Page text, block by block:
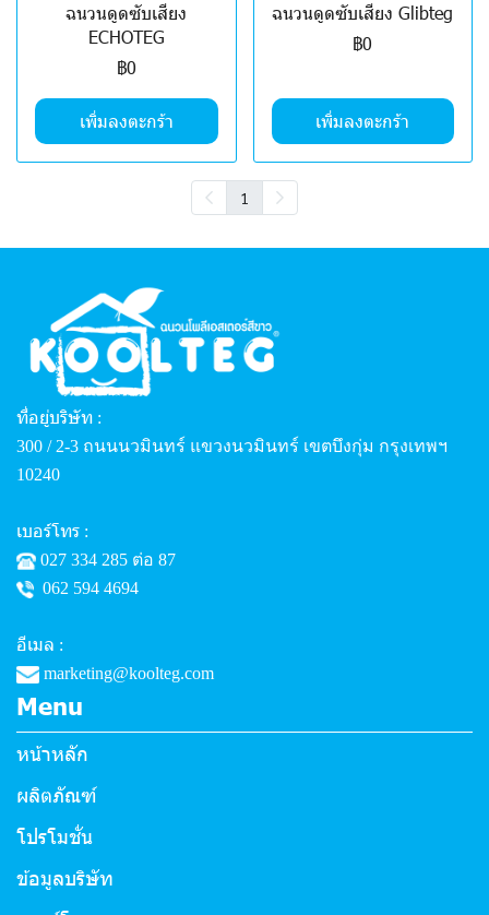
ฉนวนดูดซับเสียง
ECHOTEG
฿0
เพิ่มลงตะกร้า
ฉนวนดูดซับเสียง Glibteg
฿0
เพิ่มลงตะกร้า
1
ที่อยู่บริษัท :
300 / 2-3 ถนนนวมินทร์ แขวงนวมินทร์ เขตบึงกุ่ม กรุงเทพฯ
10240
เบอร์โทร :
027 334 285 ต่อ 87
062 594 4694
อีเมล :
marketing@koolteg.com
Menu
หน้าหลัก
ผลิตภัณฑ์
โปรโมชั่น
ข้อมูลบริษัท